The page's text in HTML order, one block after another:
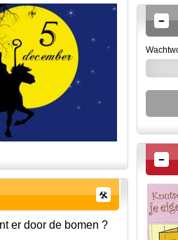
er door de bomen ?